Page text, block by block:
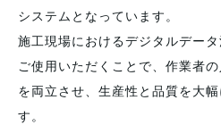
システムとなっています。
施工現場におけるデジタルデー
ご使用いただくことで、作業者
を両立させ、生産性と品質を大
す。